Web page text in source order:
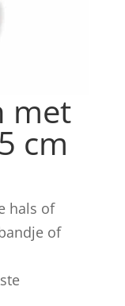
met
cm
hals of
of